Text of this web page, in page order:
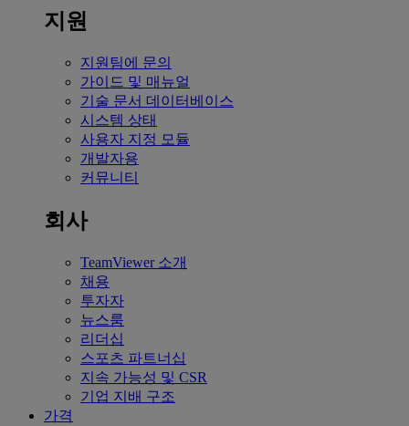
지원
지원팀에 문의
가이드 및 매뉴얼
기술 문서 데이터베이스
시스템 상태
사용자 지정 모듈
개발자용
커뮤니티
회사
TeamViewer 소개
채용
투자자
뉴스룸
리더십
스포츠 파트너십
지속 가능성 및 CSR
기업 지배 구조
가격